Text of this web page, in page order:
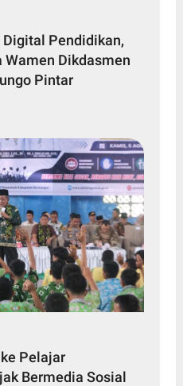
Pendidikan,
Wamen Dikdasmen
Pintar
Pelajar
Bermedia Sosial